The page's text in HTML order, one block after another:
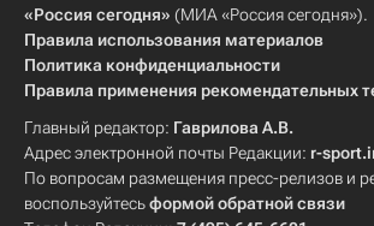
«Россия сегодня» (МИА «Россия сегодня»).
Правила использования материалов
Политика конфиденциальности
Правила применения рекомендательных
Главный редактор: Гаврилова А.В.
Адрес электронной почты Редакции: r-
По вопросам размещения пресс-релизов и
воспользуйтесьформой обратной связи